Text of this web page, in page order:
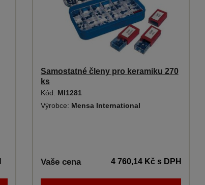
Samostatné členy pro keramiku 270
ks
Kód: MI1281
Výrobce: Mensa International
Vaše cena 4 760,14 Kčs DPH